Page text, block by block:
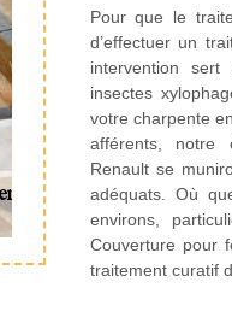
Pour que le
d’effectuer un
intervention
insectes
votre charpente
afférents, notre
Renault se
adéquats. Où
environs,
Couverture pour
traitement curatif